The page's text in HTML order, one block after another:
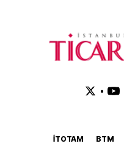
•
İTOTAM BTM